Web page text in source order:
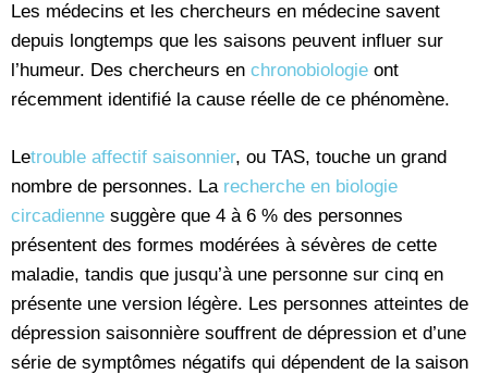
Les médecins et les chercheurs en médecine savent
depuis longtemps que les saisons peuvent influer sur
l’humeur. Des chercheurs en chronobiologie ont
récemment identifié la cause réelle de ce phénomène.
Letrouble affectif saisonnier, ou TAS, touche un grand
nombre de personnes. La recherche en biologie
circadienne suggère que 4 à 6 % des personnes
présentent des formes modérées à sévères de cette
maladie, tandis que jusqu’à une personne sur cinq en
présente une version légère. Les personnes atteintes de
dépression saisonnière souffrent de dépression et d’une
série de symptômes négatifs qui dépendent de la saison